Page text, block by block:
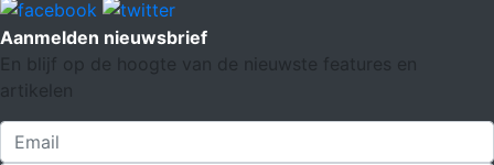
Aanmelden nieuwsbrief
En blijf op de hoogte van de nieuwste features en
artikelen